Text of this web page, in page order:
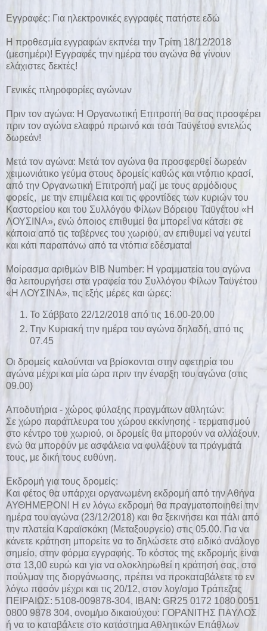
Εγγραφές: Για ηλεκτρονικές εγγραφές πατήστε εδώ
Η προθεσμία εγγραφών εκπνέει την Τρίτη 18/12/2018
(μεσημέρι)! Εγγραφές την ημέρα του αγώνα θα γίνουν
ελάχιστες δεκτές!
Γενικές πληροφορίες αγώνων
Πριν τον αγώνα: Η Οργανωτική Επιτροπή θα σας προσφέρει
πριν τον αγώνα ελαφρύ πρωινό και τσάι Ταϋγέτου εντελώς
δωρεάν!
Μετά τον αγώνα: Μετά τον αγώνα θα προσφερθεί δωρεάν
χειμωνιάτικο γεύμα στους δρομείς καθώς και ντόπιο κρασί,
από την Οργανωτική Επιτροπή μαζί με τους αρμόδιους
φορείς, με την επιμέλεια και τις φροντίδες των κυριών του
Καστορείου και του Συλλόγου Φίλων Βόρειου Ταϋγέτου «Η
ΛΟΥΣΙΝΑ», ενώ όποιος επιθυμεί θα μπορεί να κάτσει σε
κάποια από τις ταβέρνες του χωριού, αν επιθυμεί να γευτεί
και κάτι παραπάνω από τα ντόπια εδέσματα!
Μοίρασμα αριθμών ΒΙΒ Νumber: Η γραμματεία του αγώνα
θα λειτουργήσει στα γραφεία του Συλλόγου Φίλων Ταϋγέτου
«Η ΛΟΥΣΙΝΑ», τις εξής μέρες και ώρες:
To Σάββατο 22/12/2018 από τις 16.00-20.00
Tην Κυριακή την ημέρα του αγώνα δηλαδή, από τις
07.45
Οι δρομείς καλούνται να βρίσκονται στην αφετηρία του
αγώνα μέχρι και μία ώρα πριν την έναρξη του αγώνα (στις
09.00)
Αποδυτήρια - χώρος φύλαξης πραγμάτων αθλητών:
Σε χώρο παράπλευρα του χώρου εκκίνησης - τερματισμού
στο κέντρο του χωριού, οι δρομείς θα μπορούν να αλλάξουν,
ενώ θα μπορούν με ασφάλεια να φυλάξουν τα πράγματά
τους, με δική τους ευθύνη.
Εκδρομή για τους δρομείς:
Και φέτος θα υπάρχει οργανωμένη εκδρομή από την Αθήνα
ΑΥΘΗΜΕΡΟΝ! Η εν λόγω εκδρομή θα πραγματοποιηθεί την
ημέρα του αγώνα (23/12/2018) και θα ξεκινήσει και πάλι από
την πλατεία Καραϊσκάκη (Μεταξουργείο) στις 05.00. Για να
κάνετε κράτηση μπορείτε να το δηλώσετε στο ειδικό ανάλογο
σημείο, στην φόρμα εγγραφής. Το κόστος της εκδρομής είναι
στα 13,00 ευρώ και για να ολοκληρωθεί η κράτησή σας, στο
πούλμαν της διοργάνωσης, πρέπει να προκαταβάλετε το εν
λόγω ποσόν μέχρι και τις 20/12, στον λογ/σμο Τράπεζας
ΠΕΙΡΑΙΩΣ: 5108-009878-304, IBAN: GR25 0172 1080 0051
0800 9878 304, ονομ/μο δικαιούχου: ΓΟΡΑΝΙΤΗΣ ΠΑΥΛΟΣ
ή να το καταβάλετε στο κατάστημα Αθλητικών Επάθλων